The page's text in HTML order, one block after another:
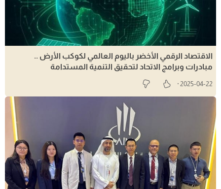
الاقتصاد الرقمي الأخضر باليوم العالمي لكوكب الأرض ..
مبادرات وبرامج الاتحاد لتحقيق التنمية المستدامة
2025-04-22